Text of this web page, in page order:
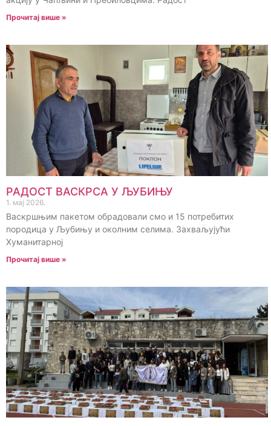
Прочитај више »
РАДОСТ ВАСКРСА У ЉУБИЊУ
1. мај 2026.
Васкршњим пакетом обрадовали смо и 15 потребитих
породица у Љубињу и околним селима. Захваљујући
Хуманитарној
Прочитај више »